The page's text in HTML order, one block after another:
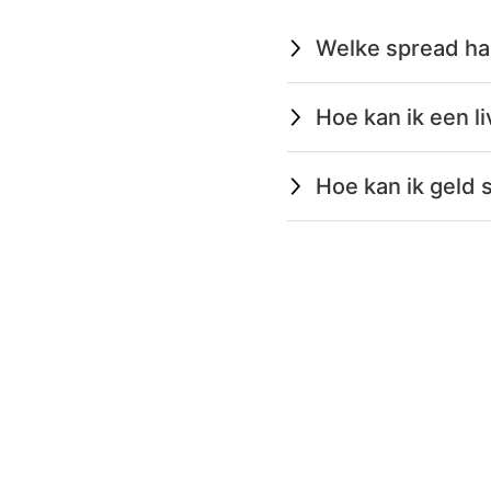
Welke spread
Hoe kan ik een
Hoe kan ik geld